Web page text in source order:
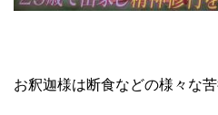
お釈迦様は断食などの様々な